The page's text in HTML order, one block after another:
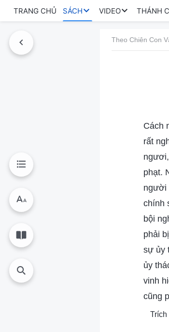
TRANG CHỦ SÁCH VIDEO THÁNH
Theo Chiên Con
Cách
rất
phạt.
người
chính
bội
phải
sự ủy
ủy
vinh
cũng